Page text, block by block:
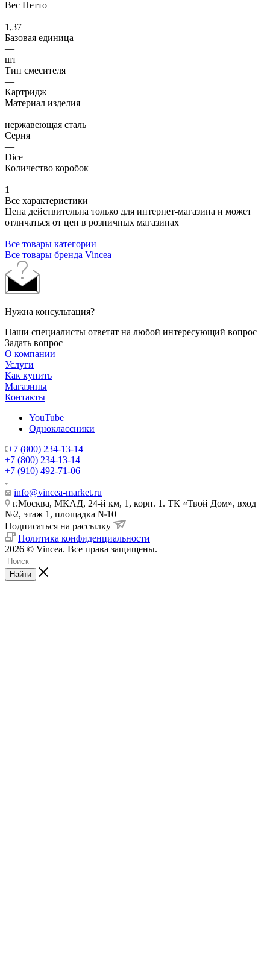
Вес Нетто
—
1,37
Базовая единица
—
шт
Тип смесителя
—
Картридж
Материал изделия
—
нержавеющая сталь
Серия
—
Dice
Количество коробок
—
1
Все характеристики
Цена действительна только для интернет-магазина и может
отличаться от цен в розничных магазинах
Все товары категории
Все товары бренда Vincea
Нужна консультация?
Наши специалисты ответят на любой интересующий вопрос
Задать вопрос
О компании
Услуги
Как купить
Магазины
Контакты
YouTube
Одноклассники
+7 (800) 234-13-14
+7 (800) 234-13-14
+7 (910) 492-71-06
info@vincea-market.ru
г.Москва, МКАД, 24-й км, 1, корп. 1. ТК «Твой Дом», вход
№2, этаж 1, площадка №10
Подписаться на рассылку
Политика конфиденциальности
2026 © Vincea. Все права защищены.
Найти